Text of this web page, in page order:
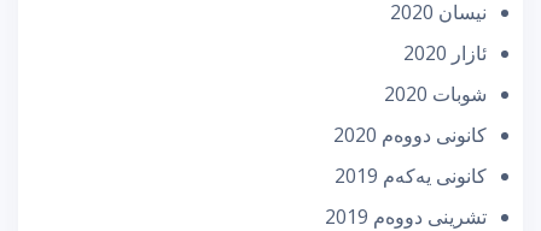
نیسان 2020
ئازار 2020
شوبات 2020
كانونی دووه‌م 2020
كانونی یه‌كه‌م 2019
تشرینی دووه‌م 2019